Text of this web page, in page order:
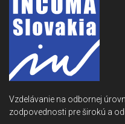
Vzdelávanie na odbornej
zodpovednosti pre širokú a